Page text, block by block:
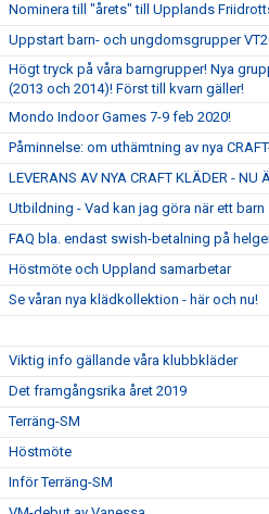
Nominera till "årets" till Upplands
Uppstart barn- och ungdomsgrupper
Högt tryck på våra barngrupper! Nya
(2013 och 2014)! Först till kvarn gäller!
Mondo Indoor Games 7-9 feb 2020!
Påminnelse: om uthämtning av nya
LEVERANS AV NYA CRAFT KLÄDER - NU
Utbildning - Vad kan jag göra när ett barn
FAQ bla. endast swish-betalning på
Höstmöte och Uppland samarbetar
Se våran nya klädkollektion - här och nu!
Viktig info gällande våra klubbkläder
Det framgångsrika året 2019
Terräng-SM
Höstmöte
Inför Terräng-SM